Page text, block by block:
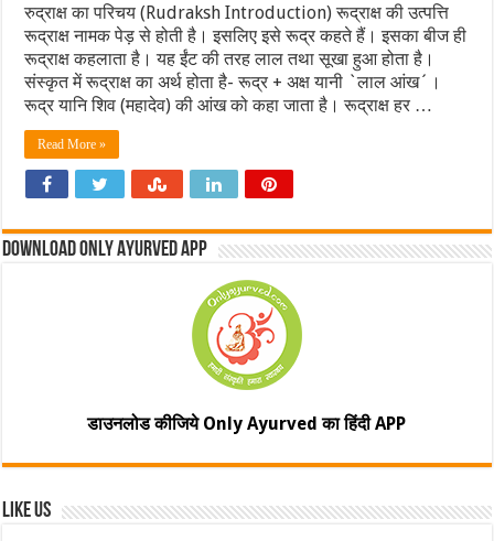
रुद्राक्ष का परिचय (Rudraksh Introduction) रूद्राक्ष की उत्पत्ति
रूद्राक्ष नामक पेड़ से होती है। इसलिए इसे रूद्र कहते हैं। इसका बीज ही
रूद्राक्ष कहलाता है। यह ईंट की तरह लाल तथा सूखा हुआ होता है।
संस्कृत में रूद्राक्ष का अर्थ होता है- रूद्र + अक्ष यानी `लाल आंख´।
रूद्र यानि शिव (महादेव) की आंख को कहा जाता है। रूद्राक्ष हर …
Read More »
Download Only Ayurved App
डाउनलोड कीजिये Only Ayurved का हिंदी APP
Like Us